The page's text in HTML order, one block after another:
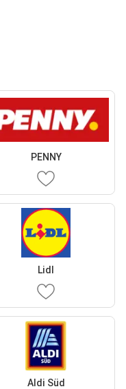
PENNY
Lidl
Aldi Süd